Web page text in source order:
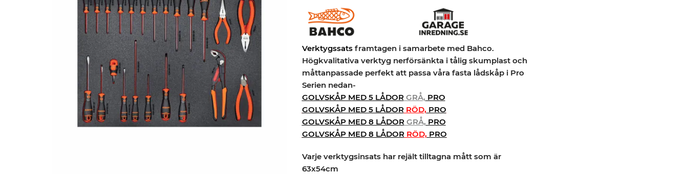
Verktygssatsframtagen i samarbete med Bahco.
Högkvalitativa verktyg nerförsänkta i tålig skumplast och
måttanpassade perfekt att passa våra fasta lådskåp i Pro
Serien nedan-
GOLVSKÅP MED 5 LÅDORGRÅ, PRO
GOLVSKÅP MED 5 LÅDORRÖD, PRO
GOLVSKÅP MED 8 LÅDORGRÅ, PRO
GOLVSKÅP MED 8 LÅDORRÖD, PRO
Varje verktygsinsats har rejält tilltagna mått som är
63x54cm